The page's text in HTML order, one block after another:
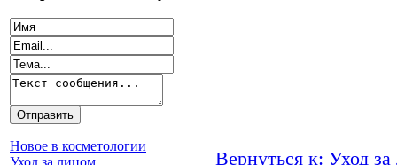
Новое в косметологии
Вернуться к: Уход